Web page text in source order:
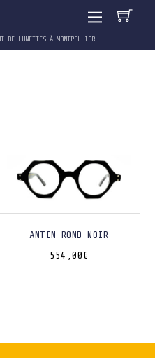
DE LUNETTES À MONTPELLIER
ANTIN ROND NOIR
554,00 €